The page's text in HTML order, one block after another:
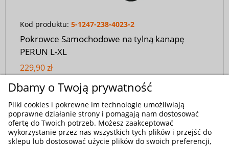
Kod produktu: 5-1247-238-4023-2
Pokrowce Samochodowe na tylną kanapę
PERUN L-XL
229,90 zł
Dbamy o Twoją prywatność
Pliki cookies i pokrewne im technologie umożliwiają
poprawne działanie strony i pomagają nam dostosować
ofertę do Twoich potrzeb. Możesz zaakceptować
wykorzystanie przez nas wszystkich tych plików i przejść do
sklepu lub dostosować użycie plików do swoich preferencji,